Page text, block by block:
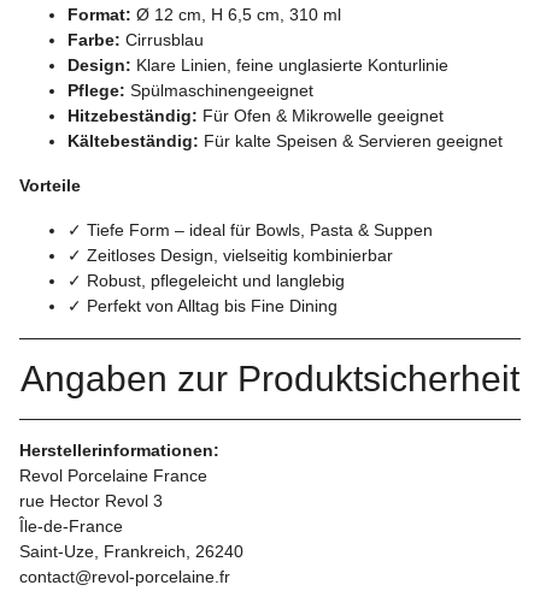
Format: Ø 12 cm, H 6,5 cm, 310 ml
Farbe: Cirrusblau
Design: Klare Linien, feine unglasierte Konturlinie
Pflege: Spülmaschinengeeignet
Hitzebeständig: Für Ofen & Mikrowelle geeignet
Kältebeständig: Für kalte Speisen & Servieren geeignet
Vorteile
✓ Tiefe Form – ideal für Bowls, Pasta & Suppen
✓ Zeitloses Design, vielseitig kombinierbar
✓ Robust, pflegeleicht und langlebig
✓ Perfekt von Alltag bis Fine Dining
Angaben zur Produktsicherheit
Herstellerinformationen:
Revol Porcelaine France
rue Hector Revol 3
Île-de-France
Saint-Uze, Frankreich, 26240
contact@revol-porcelaine.fr